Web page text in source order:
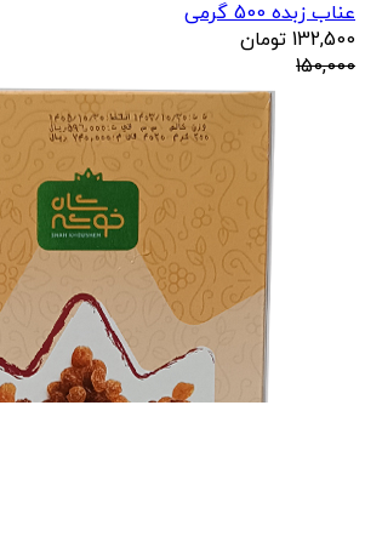
عناب زبده 500 گرمی
132,500 تومان
150,000